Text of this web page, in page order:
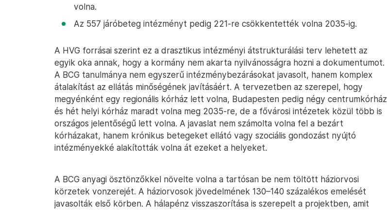
volna.
Az 557 járóbeteg intézményt pedig 221-re csökkentették volna 2035-ig.
A HVG forrásai szerint ez a drasztikus intézményi átstrukturálási terv lehetett az
egyik oka annak, hogy a kormány nem akarta nyilvánosságra hozni a dokumentumot.
A BCG tanulmánya nem egyszerű intézménybezárásokat javasolt, hanem komplex
átalakítást az ellátás minőségének javításáért. A tervezetben az szerepel, hogy
megyénként egy regionális kórház lett volna, Budapesten pedig négy centrumkórház
és hét helyi kórház maradt volna meg 2035-re, de a fővárosi intézetek közül több is
országos jelentőségű lett volna. A javaslat nem számolta volna fel a bezárt
kórházakat, hanem krónikus betegeket ellátó vagy szociális gondozást nyújtó
intézményekké alakították volna át ezeket a helyeket.
A BCG anyagi ösztönzőkkel növelte volna a tartósan be nem töltött háziorvosi
körzetek vonzerejét. A háziorvosok jövedelmének 130–140 százalékos emelését
javasolták első körben. A hálapénz visszaszorítása is szerepelt a projektben, amit